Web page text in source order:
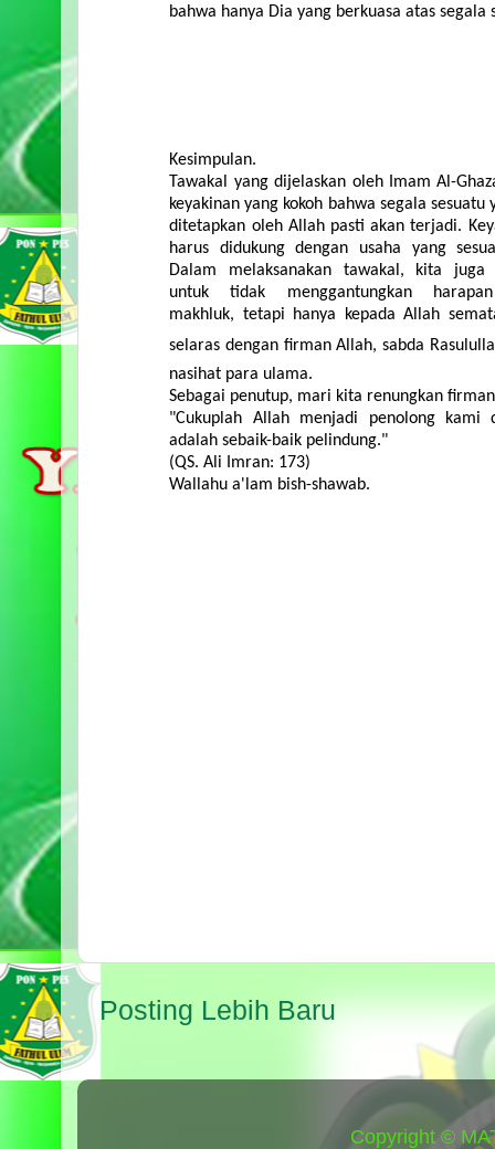
bahwa hanya Dia yang berkuasa atas segala
Kesimpulan.
Tawakal
yangdijelaskan olehImam Al-
keyakinan yang kokoh bahwa segala sesuatu
ditetapkan olehAllah pasti akan terjadi.
harus
didukung dengan usaha yang
Dalam
melaksanakan tawakal , kita
juga
untuk
tidak menggantungkan
harapan
makhluk, tetapi hanya kepada Allah
selaras dengan firmanAllah, sabda
nasihat para ulama.
Sebagai penutup, mari kita renungkan firman
"Cukuplah Allah menjadi penolongkami
adalah sebaik-baik pelindung."
(QS. Ali Imran: 173)
Wallahu a'lam bish-shawab.
Posting Lebih Baru
Copyright ©